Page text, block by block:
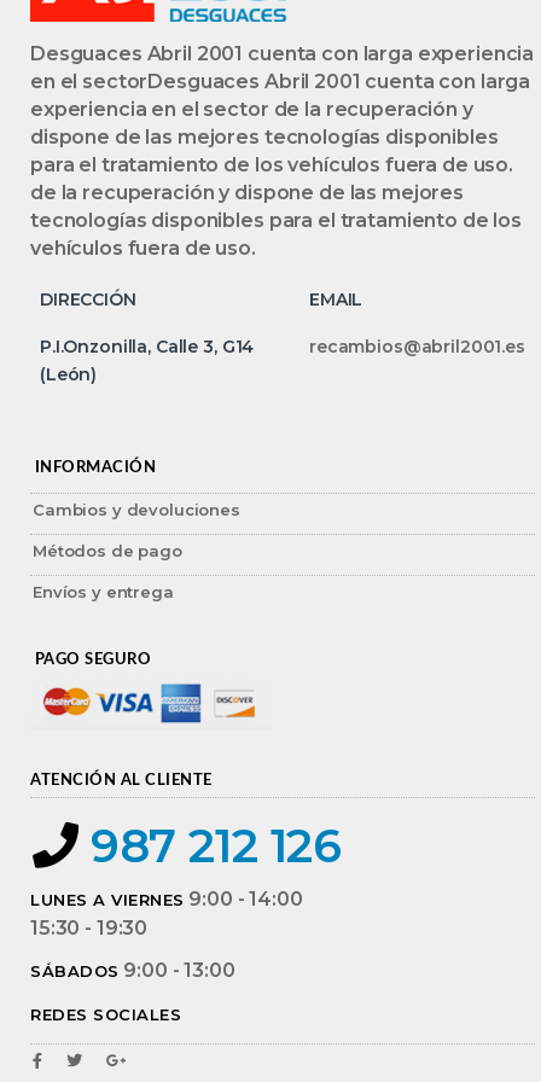
Desguaces Abril 2001 cuenta con larga experiencia
en el sectorDesguaces Abril 2001 cuenta con larga
experiencia en el sector de la recuperación y
dispone de las mejores tecnologías disponibles
para el tratamiento de los vehículos fuera de uso.
de la recuperación y dispone de las mejores
tecnologías disponibles para el tratamiento de los
vehículos fuera de uso.
DIRECCIÓN EMAIL
P.I.Onzonilla, Calle 3, G14
(León)
recambios@abril2001.es
INFORMACIÓN
Cambios y devoluciones
Métodos de pago
Envíos y entrega
PAGO SEGURO
ATENCIÓN AL CLIENTE
987 212 126
LUNES A VIERNES 9:00 - 14:00
15:30 - 19:30
SÁBADOS 9:00 - 13:00
REDES SOCIALES